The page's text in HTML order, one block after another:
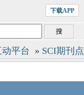
下载APP
平台 » SCI期刊